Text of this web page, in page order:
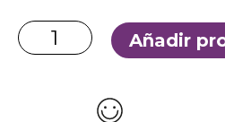
Añadir